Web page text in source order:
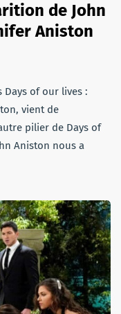
de John
Aniston
Days of our lives :
vient de
pilier de Days of
Aniston nous a